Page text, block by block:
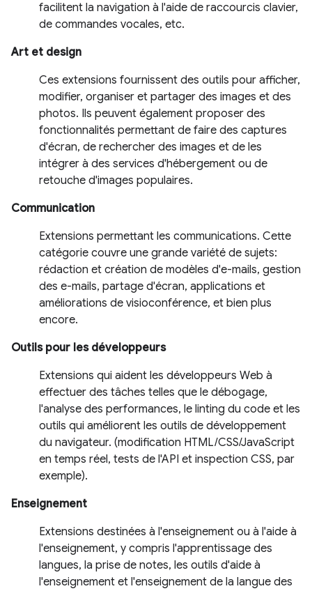
facilitent la navigation à l'aide de raccourcis clavier,
de commandes vocales, etc.
Art et design
Ces extensions fournissent des outils pour afficher,
modifier, organiser et partager des images et des
photos. Ils peuvent également proposer des
fonctionnalités permettant de faire des captures
d'écran, de rechercher des images et de les
intégrer à des services d'hébergement ou de
retouche d'images populaires.
Communication
Extensions permettant les communications. Cette
catégorie couvre une grande variété de sujets:
rédaction et création de modèles d'e-mails, gestion
des e-mails, partage d'écran, applications et
améliorations de visioconférence, et bien plus
encore.
Outils pour les développeurs
Extensions qui aident les développeurs Web à
effectuer des tâches telles que le débogage,
l'analyse des performances, le linting du code et les
outils qui améliorent les outils de développement
du navigateur. (modification HTML/CSS/JavaScript
en temps réel, tests de l'API et inspection CSS, par
exemple).
Enseignement
Extensions destinées à l'enseignement ou à l'aide à
l'enseignement, y compris l'apprentissage des
langues, la prise de notes, les outils d'aide à
l'enseignement et l'enseignement de la langue des